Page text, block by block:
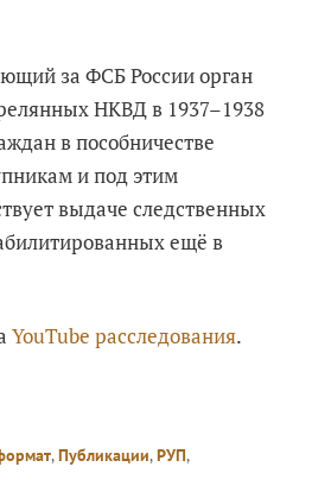
за ФСБ России орган
НКВД в 1937–1938
в пособничестве
и под этим
выдаче следственных
ещё в
YouTube расследования.
,Публикации,РУП,